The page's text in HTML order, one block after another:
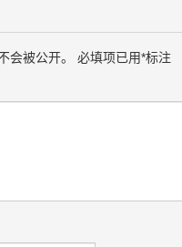
会被公开。 必填项已用*标注